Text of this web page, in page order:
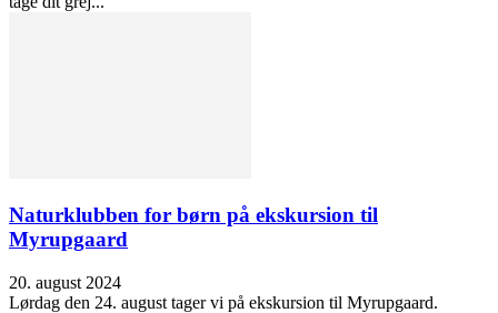
Naturklubben for børn på ekskursion til
Myrupgaard
20. august 2024
Lørdag den 24. august tager vi på ekskursion til Myrupgaard.